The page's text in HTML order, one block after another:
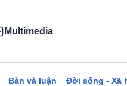
Multimedia
Bàn và luận Đời sống - Xã